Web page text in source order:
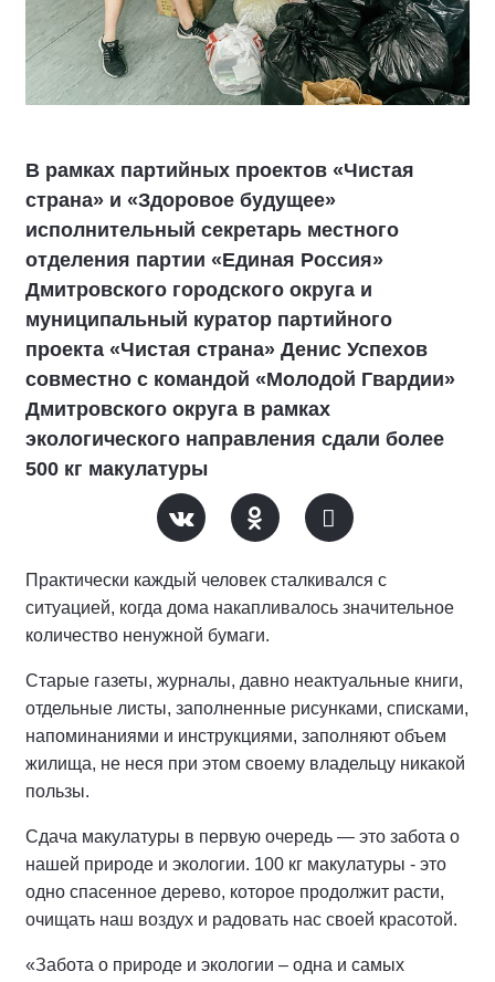
В рамках партийных проектов «Чистая
страна» и «Здоровое будущее»
исполнительный секретарь местного
отделения партии «Единая Россия»
Дмитровского городского округа и
муниципальный куратор партийного
проекта «Чистая страна» Денис Успехов
совместно с командой «Молодой Гвардии»
Дмитровского округа в рамках
экологического направления сдали более
500 кг макулатуры
Практически каждый человек сталкивался с
ситуацией, когда дома накапливалось значительное
количество ненужной бумаги.
Старые газеты, журналы, давно неактуальные книги,
отдельные листы, заполненные рисунками, списками,
напоминаниями и инструкциями, заполняют объем
жилища, не неся при этом своему владельцу никакой
пользы.
Сдача макулатуры в первую очередь — это забота о
нашей природе и экологии. 100 кг макулатуры - это
одно спасенное дерево, которое продолжит расти,
очищать наш воздух и радовать нас своей красотой.
«Забота о природе и экологии – одна и самых